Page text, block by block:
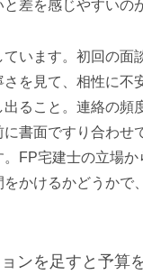
差を感じやすいの
ています。初回の面
を見て、相性に不
出ること。連絡の頻
書面ですり合わせ
。FP宅建士の立場
をかけるかどうかで
ンを足すと予算